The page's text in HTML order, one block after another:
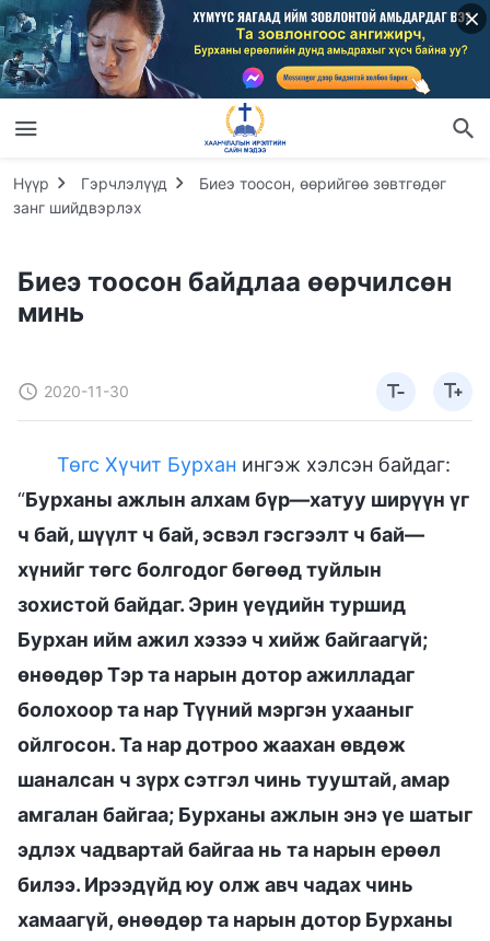
Нүүр Гэрчлэлүүд
Биеэ тоосон, өөрийгөө зөвтгөдөг
занг шийдвэрлэх
Биеэ тоосон байдлаа өөрчилсөн
минь
2020-11-30
Төгс Хүчит Бурхан ингэж хэлсэн байдаг:
“Бурханы ажлын алхам бүр—хатуу ширүүн үг
ч бай, шүүлт ч бай, эсвэл гэсгээлт ч бай—
хүнийг төгс болгодог бөгөөд туйлын
зохистой байдаг. Эрин үеүдийн туршид
Бурхан ийм ажил хэзээ ч хийж байгаагүй;
өнөөдөр Тэр та нарын дотор ажилладаг
болохоор та нар Түүний мэргэн ухааныг
ойлгосон. Та нар дотроо жаахан өвдөж
шаналсан ч зүрх сэтгэл чинь тууштай, амар
амгалан байгаа; Бурханы ажлын энэ үе шатыг
эдлэх чадвартай байгаа нь та нарын ерөөл
билээ. Ирээдүйд юу олж авч чадах чинь
хамаагүй, өнөөдөр та нарын дотор Бурханы